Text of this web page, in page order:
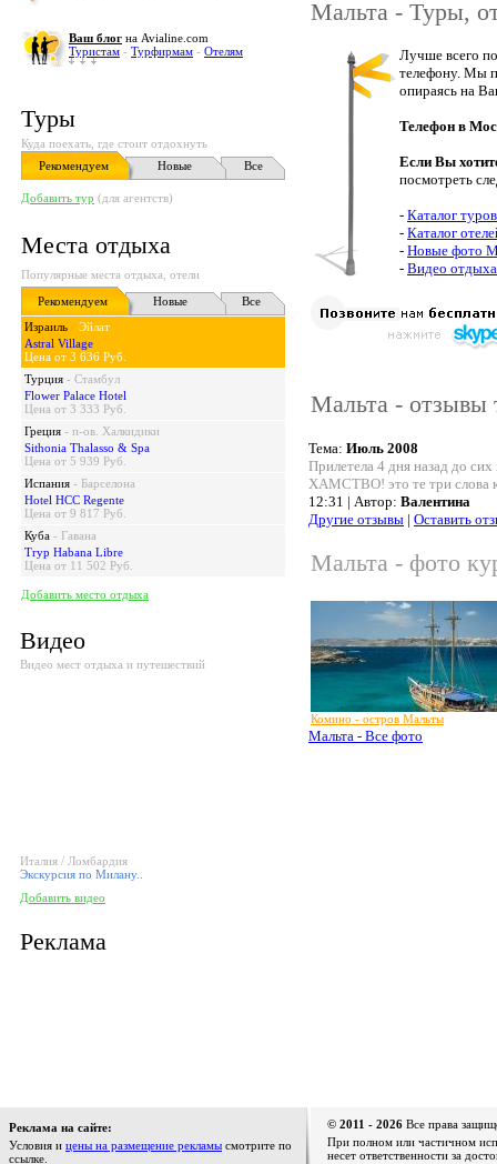
Ваш блог на Avialine.com
Туристам - Турфирмам - Отелям
Туры
Куда поехать, где стоит отдохнуть
Рекомендуем
Новые Все
Добавить тур (для агентств)
Места отдыха
Популярные места отдыха, отели
Рекомендуем
Новые
Все
Израиль - Эйлат
Astral Village
Цена от 3 636 Руб.
Турция - Стамбул
Flower Palace Hotel
Цена от 3 333 Руб.
Греция - п-ов. Халкидики
Sithonia Thalasso & Spa
Цена от 5 939 Руб.
Испания - Барселона
Hotel HCC Regente
Цена от 9 817 Руб.
Куба - Гавана
Tryp Habana Libre
Цена от 11 502 Руб.
Добавить место отдыха
Видео
Видео мест отдыха и путешествий
Италия / Ломбардия
Экскурсия по Милану..
Добавить видео
Реклама
Мальта - Туры,
Лучше всего
телефону. Мы
опираясь на
Телефон в
Если Вы
посмотреть
- Каталог
- Каталог
- Новые фото
- Видео
Мальта - отзывы
Тема: Июль 2008
Прилетела 4 дня назад до
ХАМСТВО! это те три слова
12:31 | Автор: Валентина
Другие отзывы | Оставить
Мальта - фото
Комино - остров Мальты
Мальта - Все фото
Реклама на сайте:
Условия и цены на размещение рекламы смотрите по
ссылке.
© 2011 - 2026 Все права
При полном или частичном
несет ответственности за